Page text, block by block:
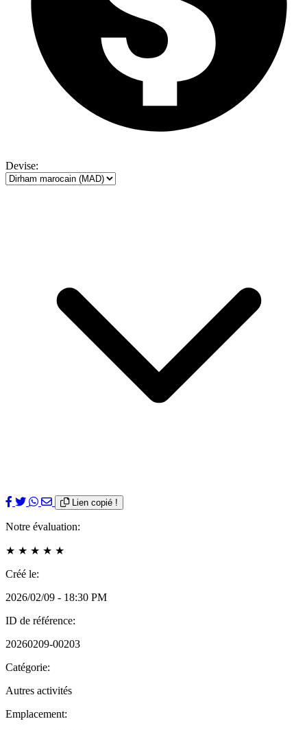
Devise:
Lien copié !
Notre évaluation:
★ ★ ★ ★ ★
Créé le:
2026/02/09 - 18:30 PM
ID de référence:
20260209-00203
Catégorie:
Autres activités
Emplacement: